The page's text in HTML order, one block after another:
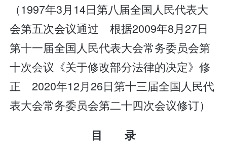
（1997年3月14日第八届全国人民代表大
会第五次会议通过 根据2009年8月27日
第十一届全国人民代表大会常务委员会第
十次会议《关于修改部分法律的决定》修
正 2020年12月26日第十三届全国人民代
表大会常务委员会第二十四次会议修订）
目 录